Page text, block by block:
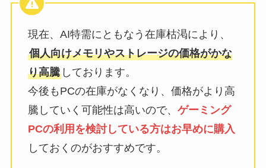
現在、AI特需にともなう在庫枯渇により、
個人向けメモリやストレージの価格がかな
り高騰しております。
今後もPCの在庫がなくなり、価格がより高
騰していく可能性は高いので、 ゲーミング
PCの利用を検討している方はお早めに購入
しておくのがおすすめです。